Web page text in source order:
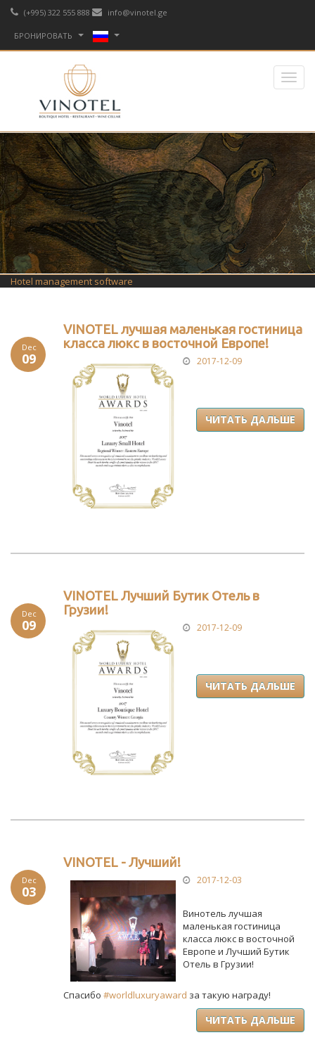
(+995) 322 555 888 info@vinotel.ge
БРОНИРОВАТЬ
Hotel management software
Dec
09
VINOTEL лучшая маленькая гостиница
класса люкс в восточной Европе!
2017-12-09
ЧИТАТЬ ДАЛЬШЕ
Dec
09
VINOTEL Лучший Бутик Отель в
Грузии!
2017-12-09
ЧИТАТЬ ДАЛЬШЕ
Dec
03
VINOTEL - Лучший!
2017-12-03
Винотель лучшая
маленькая гостиница
класса люкс в восточной
Европе и Лучший Бутик
Отель в Грузии!
Спасибо #worldluxuryaward за такую награду!
ЧИТАТЬ ДАЛЬШЕ